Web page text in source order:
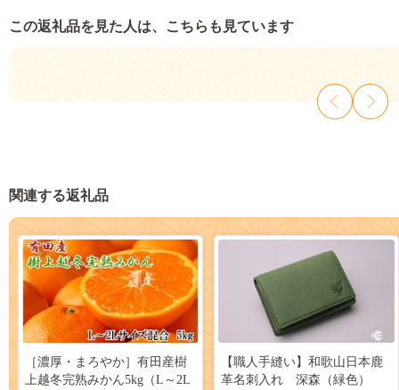
この返礼品を見た人は、こちらも見ています
関連する返礼品
［濃厚・まろやか］有田産樹
上越冬完熟みかん5kg（L～2L
【職人手縫い】和歌山日本鹿
革名刺入れ 深森（緑色）